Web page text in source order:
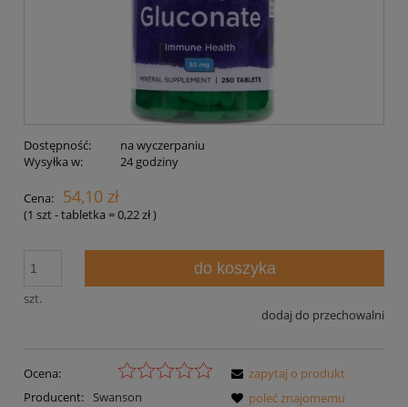
Dostępność:
na wyczerpaniu
Wysyłka w:
24 godziny
Cena: 54,10 zł
(1 szt - tabletka =0,22 zł)
szt.
do koszyka
dodaj do przechowalni
Ocena:
Producent:
Swanson
zapytaj o produkt
poleć znajomemu